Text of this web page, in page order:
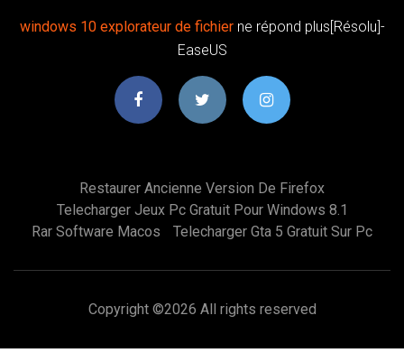
windows 10 explorateur de fichierne répond plus[Résolu]-
EaseUS
Restaurer Ancienne Version De Firefox
Telecharger Jeux Pc Gratuit Pour Windows 8.1
Rar Software Macos
Telecharger Gta 5 Gratuit Sur Pc
Copyright ©2026 All rights reserved